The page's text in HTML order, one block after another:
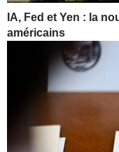
IA, Fed et Yen : la
américains